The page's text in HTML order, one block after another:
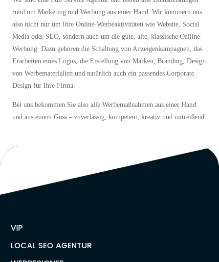
Wir sind eine Full Service Agentur
und bieten alle Dienstleistungen
rund um Marketing und Werbung aus einer Hand. Wir kümmern uns
also nicht nur um Ihre Online-Werbeaktivitäten wie Website, Social
Media oder SEO, sondern auch um die gute, alte, klassische Offline-
Werbung. Dazu gehören die Schaltung von Anzeigenkampagnen, das
Erarbeiten eines Logos, die Erstellung von Marken, Branding, Design
von Werbematerialien und natürlich auch ein passendes Corporate
Bei uns bekommen Sie also alle Werbemaßnahmen aus einer Hand